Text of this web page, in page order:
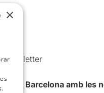
Newsletter
Barcelona amb
×